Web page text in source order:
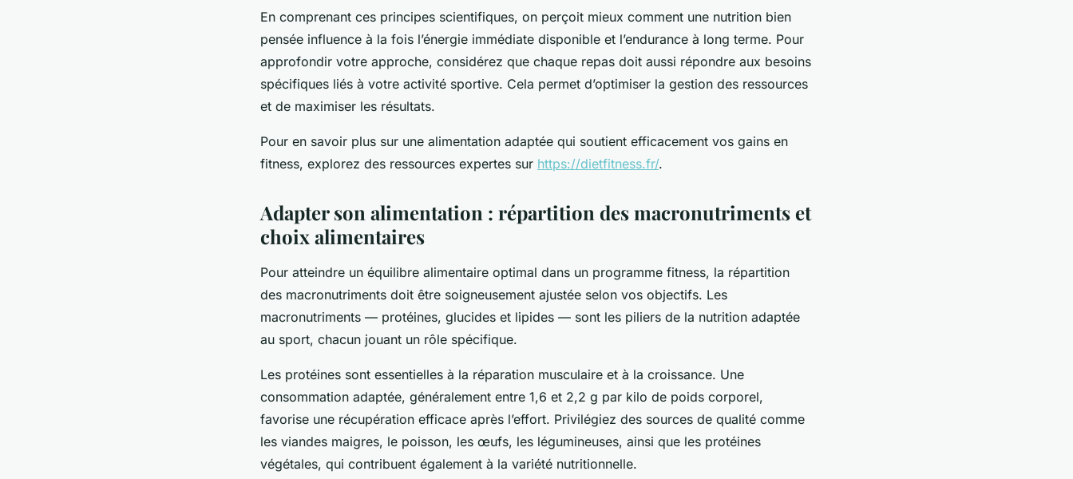
En comprenant ces principes scientifiques, on perçoit mieux comment une nutrition bien
pensée influence à la fois l’énergie immédiate disponible et l’endurance à long terme. Pour
approfondir votre approche, considérez que chaque repas doit aussi répondre aux besoins
spécifiques liés à votre activité sportive. Cela permet d’optimiser la gestion des ressources
et de maximiser les résultats.
Pour en savoir plus sur une alimentation adaptée qui soutient efficacement vos gains en
fitness, explorez des ressources expertes sur https://dietfitness.fr/.
Adapter son alimentation : répartition des macronutriments et
choix alimentaires
Pour atteindre un équilibre alimentaire optimal dans un programme fitness, la répartition
des macronutriments doit être soigneusement ajustée selon vos objectifs. Les
macronutriments — protéines, glucides et lipides — sont les piliers de la nutrition adaptée
au sport, chacun jouant un rôle spécifique.
Les protéines sont essentielles à la réparation musculaire et à la croissance. Une
consommation adaptée, généralement entre 1,6 et 2,2 g par kilo de poids corporel,
favorise une récupération efficace après l’effort. Privilégiez des sources de qualité comme
les viandes maigres, le poisson, les œufs, les légumineuses, ainsi que les protéines
végétales, qui contribuent également à la variété nutritionnelle.